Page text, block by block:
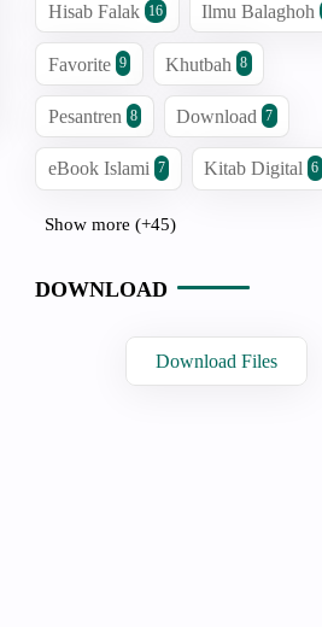
Hisab Falak 16 Ilmu Balaghoh
Favorite 9 Khutbah 8
Pesantren 8 Download 7
eBook Islami 7 Kitab Digital 6
Show more (+45)
DOWNLOAD
Download Files